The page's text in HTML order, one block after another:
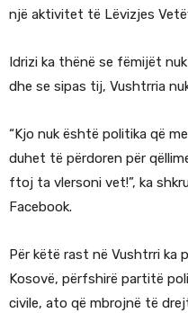
një aktivitet të Lëvizjes
Idrizi ka thënë se fëmijët
dhe se sipas tij, Vushtrria
“Kjo nuk është politika që
duhet të përdoren për
ftoj ta vlersoni vet!”, ka
Facebook.
Për këtë rast në Vushtrri ka
Kosovë, përfshirë partitë
civile, ato që mbrojnë të